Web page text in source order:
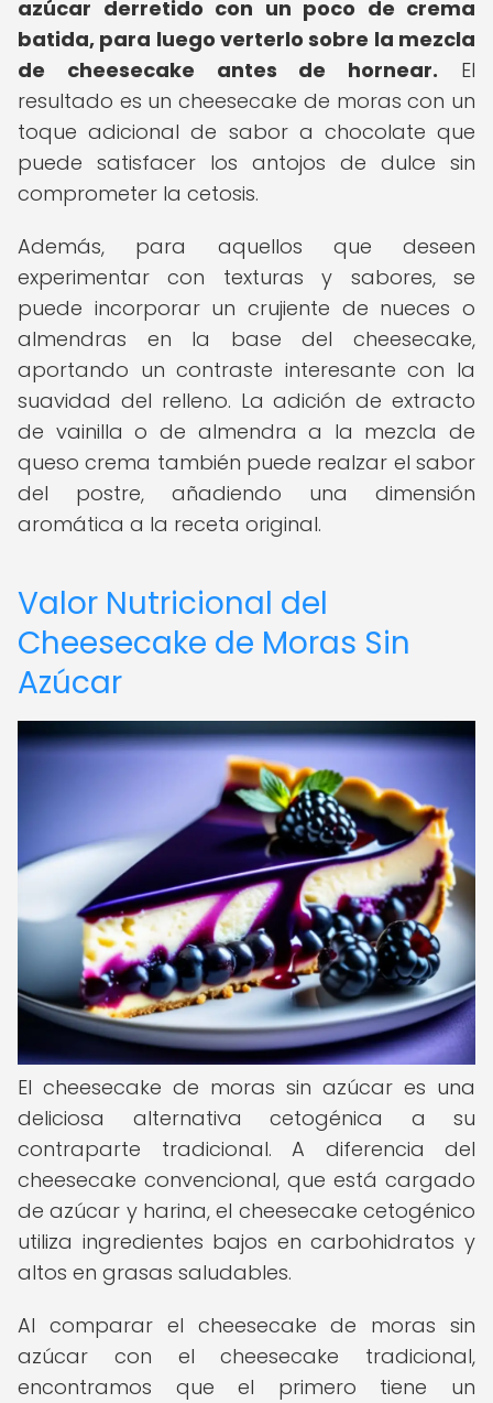
azúcar derretido con un poco de crema
batida, para luego verterlo sobre la mezcla
de cheesecake antes de hornear. El
resultado es un cheesecake de moras con un
toque adicional de sabor a chocolate que
puede satisfacer los antojos de dulce sin
comprometer la cetosis.
Además, para aquellos que deseen
experimentar con texturas y sabores, se
puede incorporar un crujiente de nueces o
almendras en la base del cheesecake,
aportando un contraste interesante con la
suavidad del relleno. La adición de extracto
de vainilla o de almendra a la mezcla de
queso crema también puede realzar el sabor
del postre, añadiendo una dimensión
aromática a la receta original.
Valor Nutricional del
Cheesecake de Moras Sin
Azúcar
El cheesecake de moras sin azúcar es una
deliciosa alternativa cetogénica a su
contraparte tradicional. A diferencia del
cheesecake convencional, que está cargado
de azúcar y harina, el cheesecake cetogénico
utiliza ingredientes bajos en carbohidratos y
altos en grasas saludables.
Al comparar el cheesecake de moras sin
azúcar con el cheesecake tradicional,
encontramos que el primero tiene un